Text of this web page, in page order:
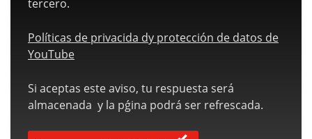
tercero.
Políticas de privacida dy protección de datos de
YouTube
Si aceptas este aviso, tu respuesta será
almacenada y la pǵina podrá ser refrescada.